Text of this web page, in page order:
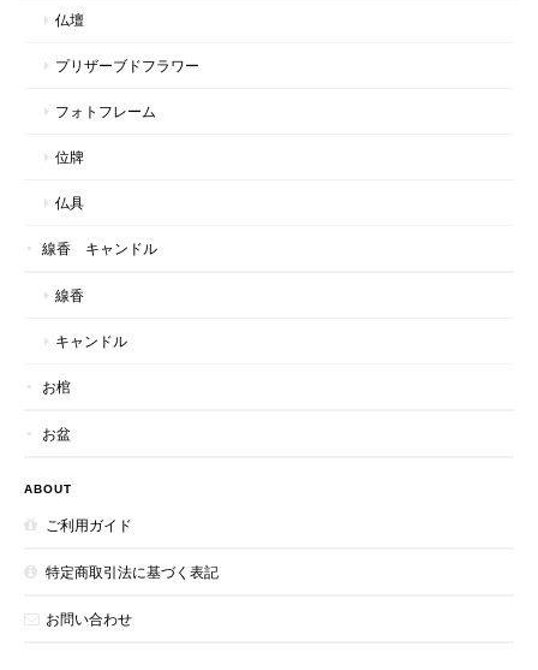
仏壇
プリザーブドフラワー
フォトフレーム
位牌
仏具
線香 キャンドル
線香
キャンドル
お棺
お盆
ABOUT
ご利用ガイド
特定商取引法に基づく表記
お問い合わせ